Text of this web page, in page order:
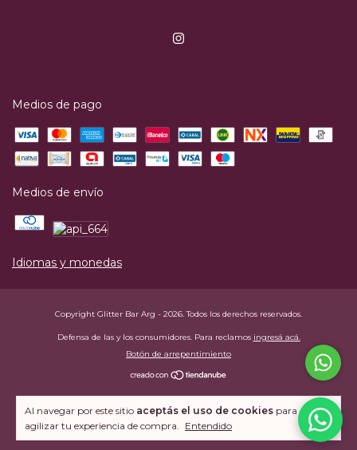
Al navegar por este sitio aceptás el uso de cookies para
agilizar tu experiencia de compra. Entendido
Medios de pago
Medios de envío
Idiomas y monedas
Copyright Glitter Bar Arg - 2026. Todos los derechos reservados.
Defensa de las y los consumidores. Para reclamos ingresá acá.
Botón de arrepentimiento